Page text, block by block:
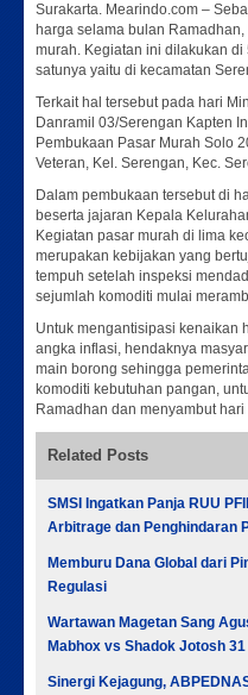
Surakarta. Mearindo.com –
harga selama bulan
murah. Kegiatan ini dilakukan
satunya yaitu di kecamatan
Terkait hal tersebut pada hari
Danramil 03/Serengan Kapten
Pembukaan Pasar Murah Solo
Veteran, Kel. Serengan, Kec.
Dalam pembukaan tersebut di
beserta jajaran Kepala
Kegiatan pasar murah di lima
merupakan kebijakan yang
tempuh setelah inspeksi
sejumlah komoditi mulai
Untuk mengantisipasi kenaikan
angka inflasi, hendaknya
main borong sehingga
komoditi kebutuhan pangan,
Ramadhan dan menyambut
Related Posts
SMSI Ingatkan Panja RUU
Arbitrage dan Penghindaran
Memburu Dana Global dari
Regulasi
Wartawan Magetan Sang
Mabhox vs Shadok Jotosh 31
Sinergi Kejagung,